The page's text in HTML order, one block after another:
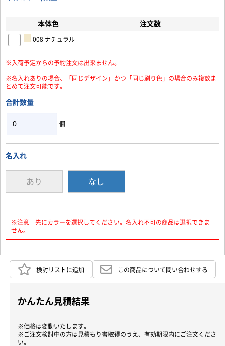
本体色 注文数
008 ナチュラル
※入荷予定からの予約注文は出来ません。
※名入れありの場合、「同じデザイン」かつ「同じ刷り色」の場合のみ複数ま
とめて注文可能です。
合計数量
個
名入れ
あり なし
※注意 先にカラーを選択してください。名入れ不可の商品は選択できま
せん。
検討リストに追加 この商品について問い合わせする
かんたん見積結果
※価格は変動いたします。
※ご注文検討中の方は見積もり書取得のうえ、有効期限内にご注文くださ
い。